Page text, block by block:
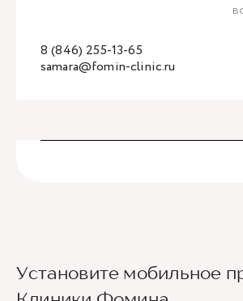
samara@fomin-clinic.ru
8 (846) 255-13-65
Установите мобильное